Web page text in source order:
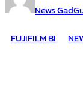
News
FUJIFILM BI